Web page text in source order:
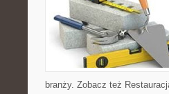
branży. Zobacz też